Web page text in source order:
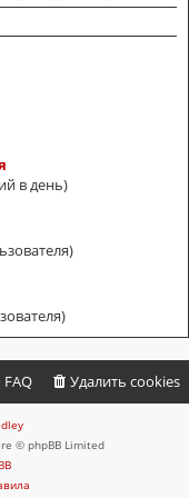
в день)
Удалить cookies
FAQ
© phpBB Limited